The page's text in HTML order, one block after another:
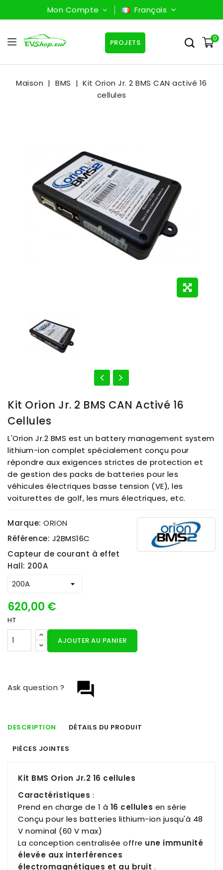
Mon Compte Français
0
PROJETS
Maison BMS
Kit Orion Jr. 2 BMS CAN activé 16
cellules
Kit Orion Jr. 2 BMS CAN Activé 16
Cellules
L'Orion Jr.2 BMS est un battery management system
lithium-ion complet spécialement conçu pour
répondre aux exigences strictes de protection et
de gestion des packs de batteries pour les
véhicules électriques basse tension (VE), les
voiturettes de golf, les murs électriques, etc.
Marque: ORION
Référence: J2BMS16C
Capteur de courant à effet
Hall: 200A
620,00 €
HT
AJOUTER AU PANIER
question_answer
Ask question ?
DESCRIPTION DÉTAILS DU PRODUIT
PIÈCES JOINTES
Kit BMS Orion Jr.2 16 cellules
Caractéristiques :
Prend en charge de 1 à 16 cellules en série
Conçu pour les batteries lithium-ion jusqu'à 48
V nominal (60 V max)
La conception centralisée offre une immunité
élevée aux interférences
électromagnétiques et au bruit .